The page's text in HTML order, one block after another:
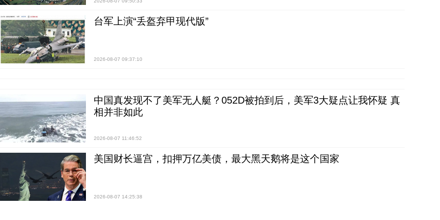
台军上演“丢盔弃甲现代版”
2026-08-07 09:37:10
中国真发现不了美军无人艇？052D被拍到后，美军3大疑点让我怀疑 真
相并非如此
2026-08-07 11:46:52
美国财长逼宫，扣押万亿美债，最大黑天鹅将是这个国家
2026-08-07 14:25:38